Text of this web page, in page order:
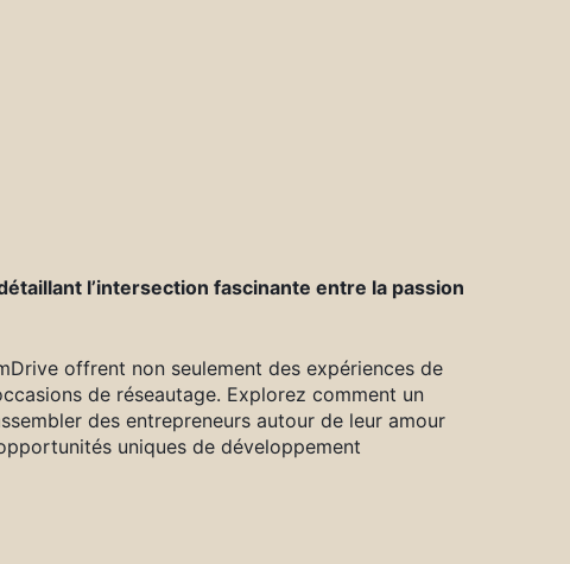
l’intersection fascinante entre la passion
offrent non seulement des expériences de
de réseautage. Explorez comment un
des entrepreneurs autour de leur amour
uniques de développement